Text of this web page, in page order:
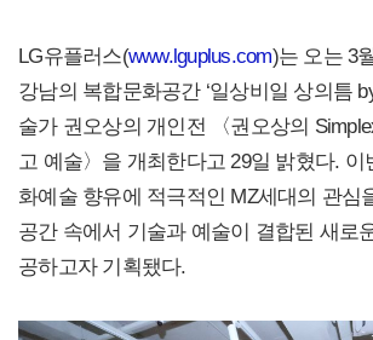
LG유플러스(www.lguplus.com)는 오는 3
강남의 복합문화공간 ‘일상비일 상의틈
술가 권오상의 개인전 〈권오상의
고 예술〉을 개최한다고 29일 밝혔다. 이
화예술 향유에 적극적인 MZ세대의 관심
공간 속에서 기술과 예술이 결합된 새로
공하고자 기획됐다.